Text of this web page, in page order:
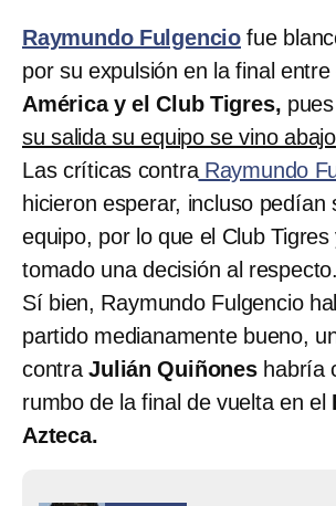
Raymundo Fulgencio fue
por su expulsión en la final
América y el Club Tigres,
su salida su equipo se vino abajo
Las críticas contraRaymundo
hicieron esperar, incluso pedían
equipo, por lo que el Club
tomado una decisión al respecto.
Sí bien, Raymundo Fulgencio
partido medianamente bueno,
contraJulián Quiñoneshabría
rumbo de la final de vuelta en el
Azteca.